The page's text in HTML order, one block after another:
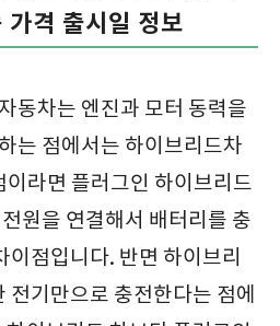
가격 출시일 정보
동차는 엔진과 모터 동력을
는 점에서는 하이브리드차
라면 플러그인 하이브리드
원을 연결해서 배터리를 충
이점입니다. 반면 하이브리
전기만으로 충전한다는 점에